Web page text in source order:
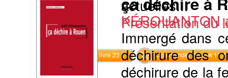
actuelles...
Présentation du
Commander le livre 23 € Commander l'Ebook 11.4
KÉROUANTON
Immergé dans
déchirure des
déchirure de la